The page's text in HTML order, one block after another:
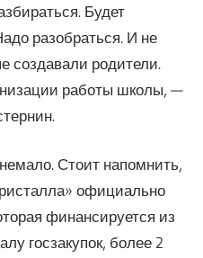
Будет
разобраться. И не
создавали родители.
работы школы, —
Стоит напомнить,
официально
финансируется из
госзакупок, более 2